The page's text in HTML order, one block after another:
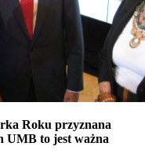
Roku przyznana
UMB to jest ważna